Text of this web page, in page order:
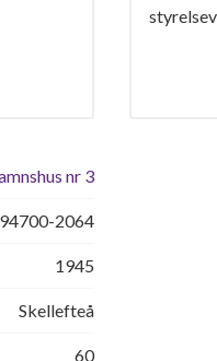
nr 3
2064
1945
Skellefteå
60